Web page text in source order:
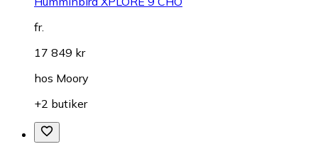
fr.
17 849 kr
hos Moory
+2 butiker